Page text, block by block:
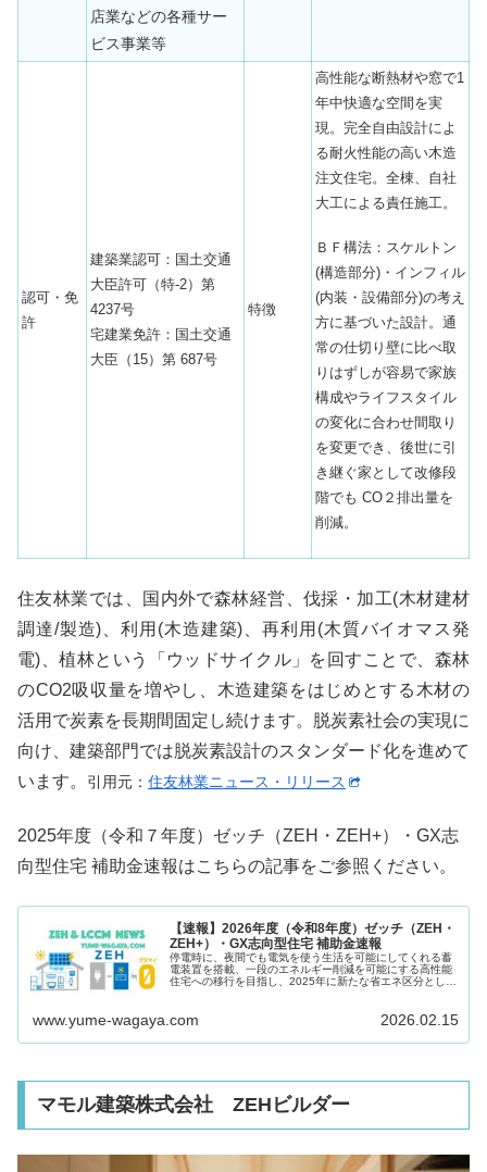
店業などの各種サー
ビス事業等
認可・免
許
建築業認可：国土交通
大臣許可（特-2）第
4237号
宅建業免許：国土交通
大臣（15）第 687号
特徴
高性能な断熱材や窓で1
年中快適な空間を実
現。完全自由設計によ
る耐火性能の高い木造
注文住宅。全棟、自社
大工による責任施工。
ＢＦ構法：スケルトン
(構造部分)・インフィル
(内装・設備部分)の考え
方に基づいた設計。通
常の仕切り壁に⽐べ取
りはずしが容易で家族
構成やライフスタイル
の変化に合わせ間取り
を変更でき、後世に引
き継ぐ家として改修段
階でも CO２排出量を
削減。
住友林業では、国内外で森林経営、伐採・加工(木材建材
調達/製造)、利用(木造建築)、再利用(木質バイオマス発
電)、植林という「ウッドサイクル」を回すことで、森林
のCO2吸収量を増やし、木造建築をはじめとする木材の
活用で炭素を長期間固定し続けます。脱炭素社会の実現に
向け、建築部門では脱炭素設計のスタンダード化を進めて
います。 引用元： 住友林業ニュース・リリース
2025年度（令和７年度）ゼッチ（ZEH・ZEH+）・GX志
向型住宅 補助金速報はこちらの記事をご参照ください。
【速報】2026年度（令和8年度）ゼッチ（ZEH・
ZEH+）・GX志向型住宅 補助金速報
停電時に、夜間でも電気を使う生活を可能にしてくれる蓄
電装置を搭載、一段のエネルギー削減を可能にする高性能
住宅への移行を目指し、2025年に新たな省エネ区分とし
www.yume-wagaya.com 2026.02.15
マモル建築株式会社 ZEHビルダー